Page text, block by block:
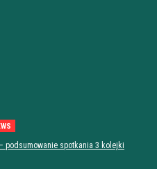
podsumowanie spotkania 3 kolejki